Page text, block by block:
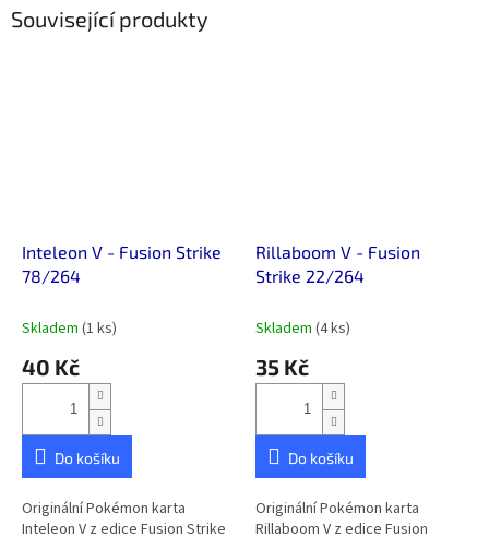
Související produkty
Inteleon V - Fusion Strike
78/264
Skladem (1 ks)
40 Kč
Do košíku
Originální Pokémon karta
Inteleon V z edice Fusion Strike
Rillaboom V - Fusion
Strike 22/264
Skladem (4 ks)
35 Kč
Do košíku
Originální Pokémon karta
Rillaboom V z edice Fusion